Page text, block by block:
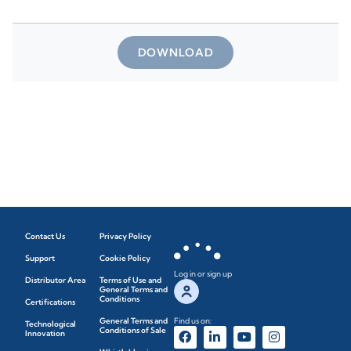
DOWNLOAD
Contact Us
Support
Distributor Area
Certifications
Technological
Innovation
Privacy Policy
Cookie Policy
Terms of Use and
General Terms and
Conditions
General Terms and
Conditions of Sale
Log in or sign up
Find us on: